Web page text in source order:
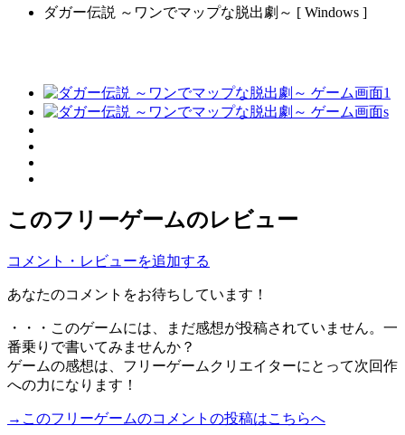
ダガー伝説 ～ワンでマップな脱出劇～ [ Windows ]
このフリーゲームのレビュー
コメント・レビューを追加する
あなたのコメントをお待ちしています！
・・・このゲームには、まだ感想が投稿されていません。一
番乗りで書いてみませんか？
ゲームの感想は、フリーゲームクリエイターにとって次回作
への力になります！
→このフリーゲームのコメントの投稿はこちらへ